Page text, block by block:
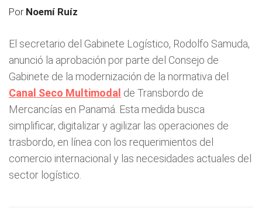
Por Noemí Ruíz
El secretario del Gabinete Logístico, Rodolfo Samuda,
anunció la aprobación por parte del Consejo de
Gabinete de la modernización de la normativa del
Canal Seco Multimodal de Transbordo de
Mercancías en Panamá. Esta medida busca
simplificar, digitalizar y agilizar las operaciones de
trasbordo, en línea con los requerimientos del
comercio internacional y las necesidades actuales del
sector logístico.